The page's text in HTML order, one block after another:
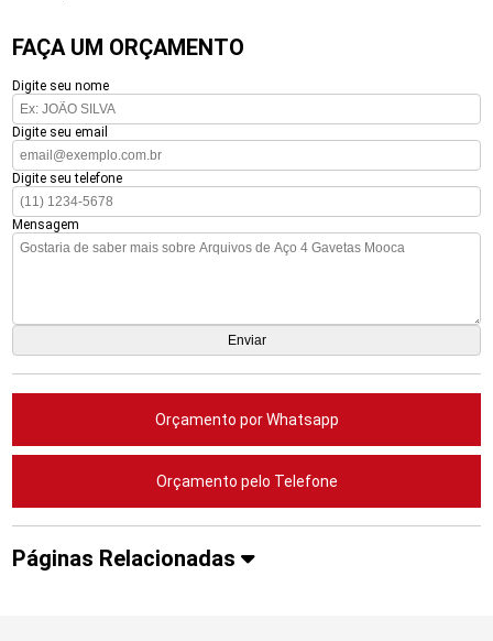
FAÇA UM ORÇAMENTO
Digite seu nome
Digite seu email
Digite seu telefone
Mensagem
Orçamento por Whatsapp
Orçamento pelo Telefone
Páginas Relacionadas